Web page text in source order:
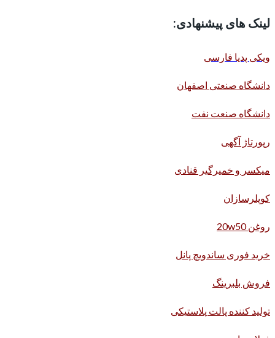
لینک های پیشنهادی:
ویکی پدیا فارسی
دانشگاه صنعتی اصفهان
دانشگاه صنعت نفت
رپورتاژ آگهی
میکسر و خمیرگیر قنادی
کوپلرسازان
روغن 20w50
خرید فوری ساندویچ پانل
فروش بلبرینگ
تولید کننده پالت پلاستیکی